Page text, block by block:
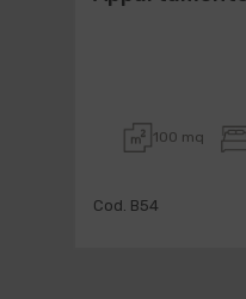
100 mq
Cod. B54